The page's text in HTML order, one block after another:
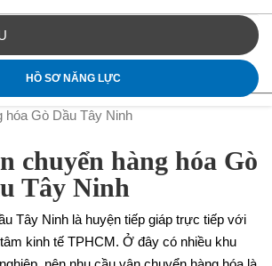
HỒ SƠ NĂNG LỰC
chuyển hàng hóa Gò
Tây Ninh
Tây Ninh là huyện tiếp giáp trực tiếp với
kinh tế TPHCM. Ở đây có nhiều khu